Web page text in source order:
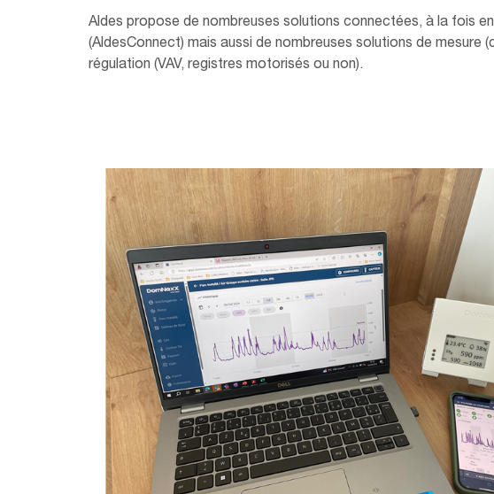
Aldes propose de nombreuses solutions connectées, à la fois
(AldesConnect) mais aussi de nombreuses solutions de mesure
régulation (VAV, registres motorisés ou non).